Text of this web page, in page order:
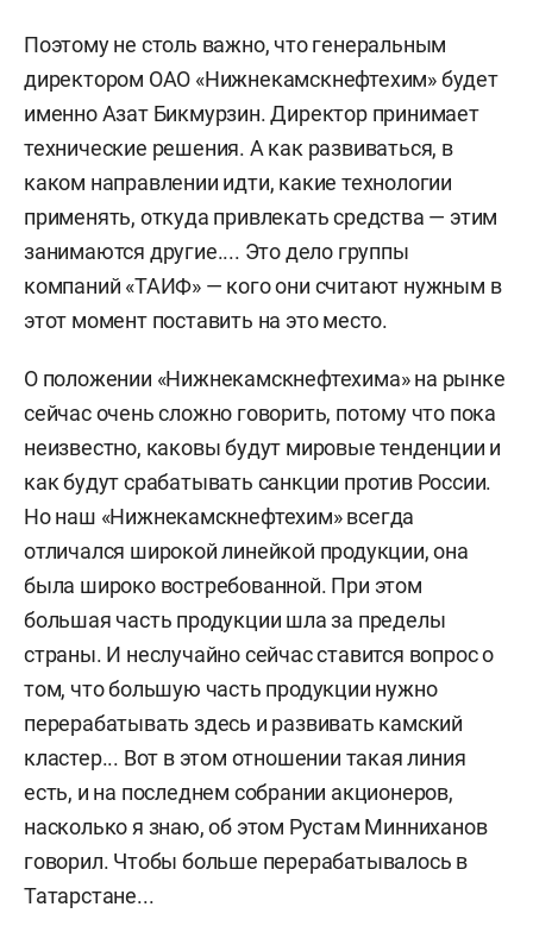
Поэтому не столь важно, что генеральным
директором ОАО «Нижнекамскнефтехим» будет
именно Азат Бикмурзин. Директор принимает
технические решения. А как развиваться, в
каком направлении идти, какие технологии
применять, откуда привлекать средства — этим
занимаются другие.... Это дело группы
компаний «ТАИФ» — кого они считают нужным в
этот момент поставить на это место.
О положении «Нижнекамскнефтехима» на рынке
сейчас очень сложно говорить, потому что пока
неизвестно, каковы будут мировые тенденции и
как будут срабатывать санкции против России.
Но наш «Нижнекамскнефтехим» всегда
отличался широкой линейкой продукции, она
была широко востребованной. При этом
большая часть продукции шла за пределы
страны. И неслучайно сейчас ставится вопрос о
том, что большую часть продукции нужно
перерабатывать здесь и развивать камский
кластер... Вот в этом отношении такая линия
есть, и на последнем собрании акционеров,
насколько я знаю, об этом Рустам Минниханов
говорил. Чтобы больше перерабатывалось в
Татарстане...